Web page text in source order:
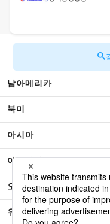
남아메리카
북미
아시아
아프리카
오세아니아
유럽